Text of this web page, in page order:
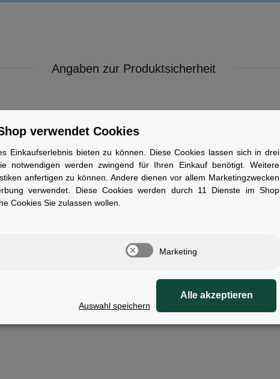
Angaben zur Produktsicherheit
für diesen Artikel ab und
verwendet Cookies
Einkaufserlebnis bieten zu können. Diese Cookies lassen sich in drei
notwendigen werden zwingend für Ihren Einkauf benötigt. Weitere
anfertigen zu können. Andere dienen vor allem Marketingzwecken
verwendet. Diese Cookies werden durch 11 Dienste im Shop
Cookies Sie zulassen wollen.
Marketing
Auswahl speichern
Alle akzeptieren